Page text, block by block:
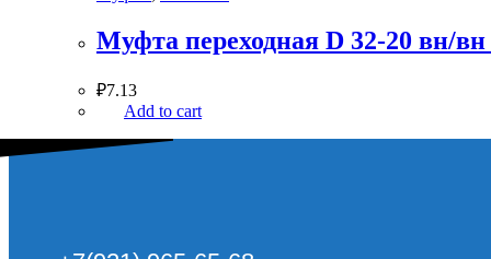
Муфта переходная D 32-20 вн/
₽7.13
Add to cart